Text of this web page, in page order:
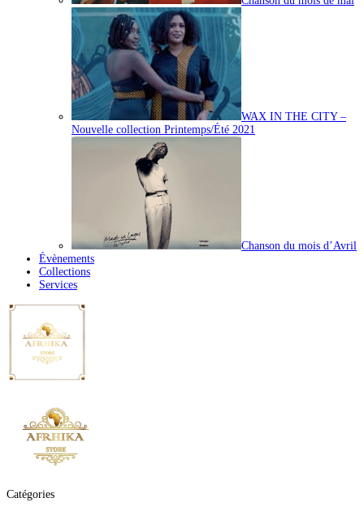
WAX IN THE CITY –
Nouvelle collection Printemps/Été 2021
Chanson du mois d’Avril
Évènements
Collections
Services
Catégories